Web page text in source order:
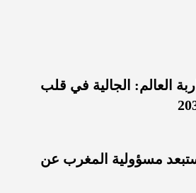
العالم: الجالية في قلب
مسؤولية المغرب عن